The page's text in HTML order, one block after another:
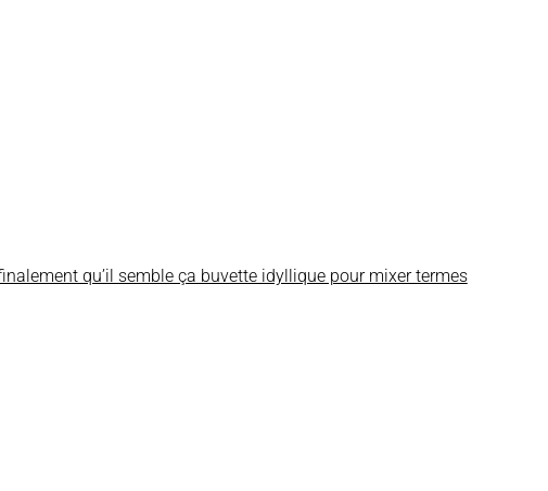
qu’il semble ça buvette idyllique pour mixer termes